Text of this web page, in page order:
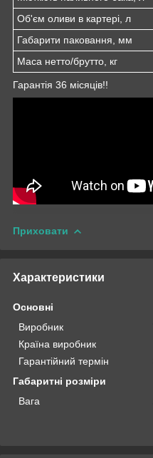
Об'єм оливи в картері, л
Габарити паковання, мм
Маса нетто/брутто, кг
Гарантія 36 місяців!!
Приховати
Характеристики
Основні
Виробник
Країна виробник
Гарантійний термін
Габаритні розміри
Вага